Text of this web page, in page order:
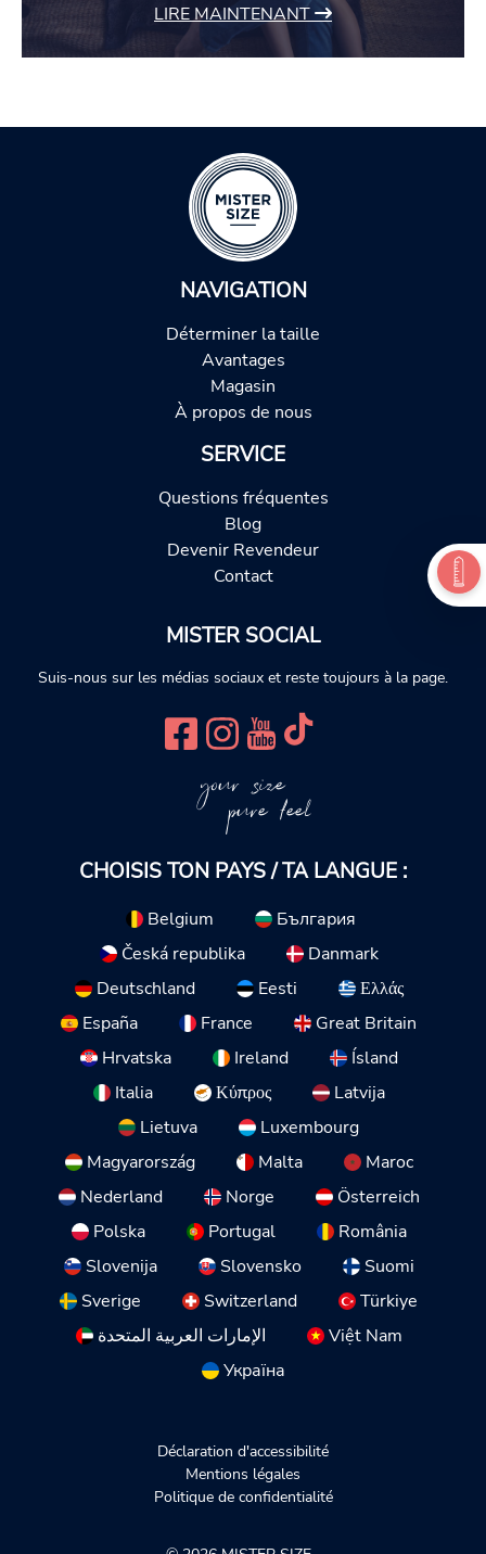
LIRE MAINTENANT
NAVIGATION
Déterminer la taille
Avantages
Magasin
À propos de nous
SERVICE
Questions fréquentes
Blog
Devenir Revendeur
Contact
MISTER SOCIAL
Suis-nous sur les médias sociaux et reste toujours à la page.
your size
pure feel
CHOISIS TON PAYS / TA LANGUE :
Belgium
България
Česká republika
Danmark
Deutschland
Eesti
Ελλάς
España
France
Great Britain
Hrvatska
Ireland
Ísland
Italia
Κύπρος
Latvija
Lietuva
Luxembourg
Magyarország
Malta
Maroc
Nederland
Norge
Österreich
Polska
Portugal
România
Slovenija
Slovensko
Suomi
Sverige
Switzerland
Türkiye
الإمارات العربية المتحدة
Việt Nam
Україна
Déclaration d'accessibilité
Mentions légales
Politique de confidentialité